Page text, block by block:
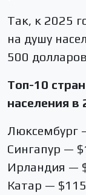
Так, к 2025
на душу
500
Топ-10
населения в
Люксембург
Сингапур —
Ирландия —
Катар —